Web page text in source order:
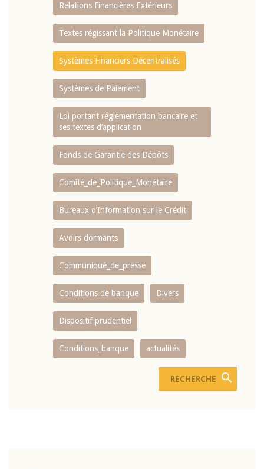
Relations Financières Extérieurs
Textes régissant la Politique Monétaire
Systèmes Financiers Décentralisés
Systèmes de Paiement
Loi portant réglementation bancaire et
ses textes d’application
Fonds de Garantie des Dépôts
Comité_de_Politique_Monétaire
Bureaux d’Information sur le Crédit
Avoirs dormants
Communiqué_de_presse
Conditions de banque Divers
Dispositif prudentiel
Conditions_banque actualités